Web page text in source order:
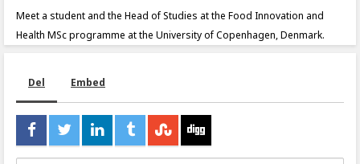
Meet a student and the Head of Studies at the Food Innovation and
Health MSc programme at the University of Copenhagen, Denmark.
Del Embed